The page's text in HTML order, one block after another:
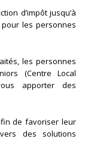
d’impôt jusqu’à
les personnes
les personnes
(Centre Local
apporter des
de favoriser leur
des solutions